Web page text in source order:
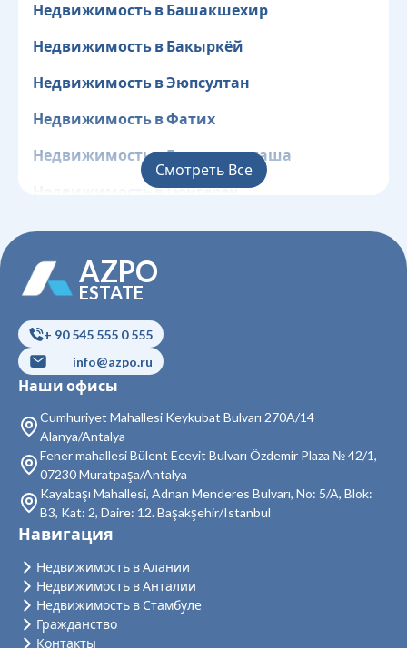
Недвижимость в Башакшехир
Недвижимость в Бакыркёй
Недвижимость в Эюпсултан
Недвижимость в Фатих
Недвижимость в Газиосманпаша
Недвижимость в Гюнгёрен
Недвижимость в Кагытхане
Недвижимость в Кючюкчекмедже
Недвижимость в Бейоглу
Недвижимость в Байрампаша
Недвижимость в Бешикташ
Недвижимость в Сарыер
Недвижимость в Султангази
Недвижимость в Силиври
Недвижимость в Шишли
Недвижимость в Адаляр
Недвижимость в Аташехир
Смотреть Все
AZPO
ESTATE
+ 90 545 555 0 555
info@azpo.ru
Наши офисы
Cumhuriyet Mahallesi Keykubat Bulvarı 270A/14
Alanya/Antalya
Fener mahallesi Bülent Ecevit Bulvarı Özdemir Plaza № 42/1,
07230 Muratpaşa/Antalya
Kayabaşı Mahallesi, Adnan Menderes Bulvarı, No: 5/A, Blok:
B3, Kat: 2, Daire: 12. Başakşehir/Istanbul
Навигация
Недвижимость в Алании
Недвижимость в Анталии
Недвижимость в Стамбуле
Гражданство
Контакты